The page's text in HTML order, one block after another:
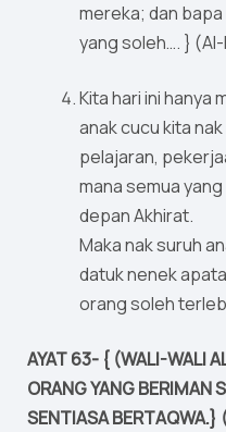
mereka; dan
yang soleh…. }
Kita hari ini hanya
anak cucu kita
pelajaran,
mana semua
depan Akhirat.
Maka nak suruh
datuk nenek
orang soleh
AYAT 63- { (WALI-WALI
ORANG YANG BERIMAN
SENTIASA BERTAQWA.}